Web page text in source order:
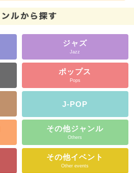
ジャズ
Jazz
ポップス
Pops
J-POP
その他ジャンル
Others
その他イベント
Other events